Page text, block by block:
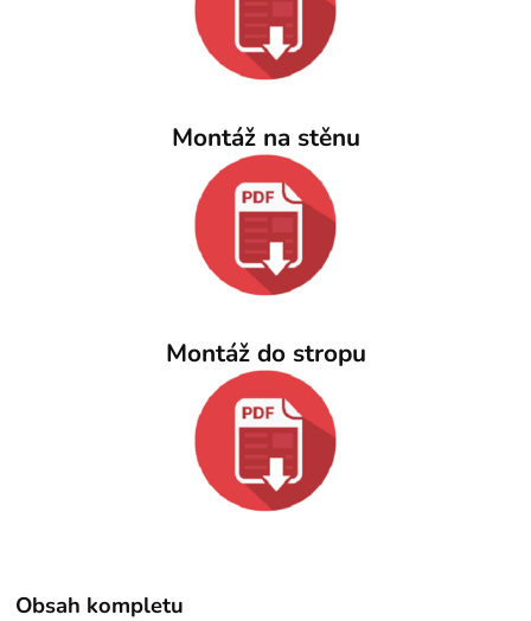
Montáž na stěnu
Montáž do stropu
Obsah kompletu